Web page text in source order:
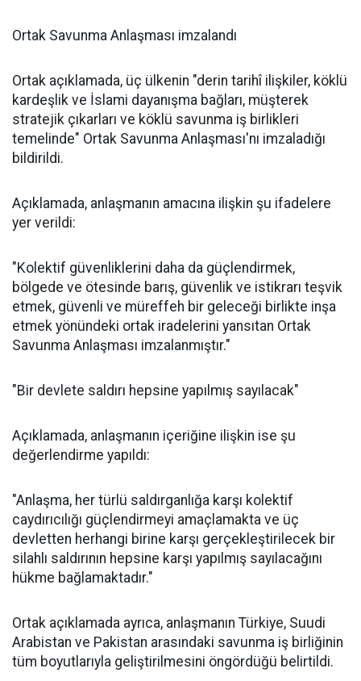
Ortak Savunma Anlaşması imzalandı
Ortak açıklamada, üç ülkenin "derin tarihî ilişkiler, köklü
kardeşlik ve İslami dayanışma bağları, müşterek
stratejik çıkarları ve köklü savunma iş birlikleri
temelinde" Ortak Savunma Anlaşması'nı imzaladığı
bildirildi.
Açıklamada, anlaşmanın amacına ilişkin şu ifadelere
yer verildi:
"Kolektif güvenliklerini daha da güçlendirmek,
bölgede ve ötesinde barış, güvenlik ve istikrarı teşvik
etmek, güvenli ve müreffeh bir geleceği birlikte inşa
etmek yönündeki ortak iradelerini yansıtan Ortak
Savunma Anlaşması imzalanmıştır."
"Bir devlete saldırı hepsine yapılmış sayılacak"
Açıklamada, anlaşmanın içeriğine ilişkin ise şu
değerlendirme yapıldı:
"Anlaşma, her türlü saldırganlığa karşı kolektif
caydırıcılığı güçlendirmeyi amaçlamakta ve üç
devletten herhangi birine karşı gerçekleştirilecek bir
silahlı saldırının hepsine karşı yapılmış sayılacağını
hükme bağlamaktadır."
Ortak açıklamada ayrıca, anlaşmanın Türkiye, Suudi
Arabistan ve Pakistan arasındaki savunma iş birliğinin
tüm boyutlarıyla geliştirilmesini öngördüğü belirtildi.